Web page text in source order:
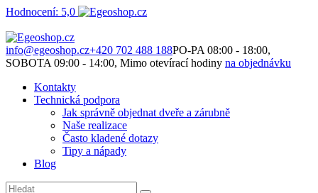
Hodnocení: 5,0
info@egeoshop.cz+420 702 488 188PO-PA 08:00 - 18:00,
SOBOTA 09:00 - 14:00, Mimo otevírací hodiny na objednávku
Kontakty
Technická podpora
Jak správně objednat dveře a zárubně
Naše realizace
Často kladené dotazy
Tipy a nápady
Blog